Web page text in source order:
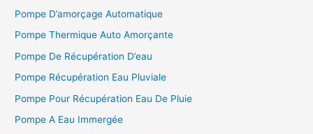
Pompe D’amorçage Automatique
Pompe Thermique Auto Amorçante
Pompe De Récupération D’eau
Pompe Récupération Eau Pluviale
Pompe Pour Récupération Eau De Pluie
Pompe A Eau Immergée